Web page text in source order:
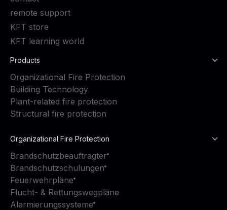
remote support
KFT store
KFT learning world
Products
Organizational Fire Protection
Building Technology
Plant-related fire protection
Structural fire protection
Organizational Fire Protection
Brandschutzbeauftragter
Brandschutzschulungen
Feuerwehrpläne
Flucht- & Rettungswegpläne
Alarmierungssysteme